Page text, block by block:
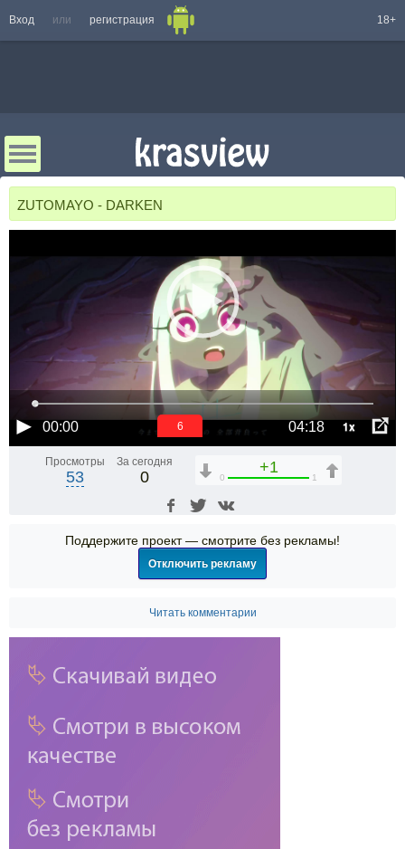
Вход или регистрация 18+
ZUTOMAYO - DARKEN
00:00 04:18 1x
6
Просмотры
53
За сегодня
0
+1
0 1
Поддержите проект — смотрите без рекламы!
Отключить рекламу
Читать комментарии